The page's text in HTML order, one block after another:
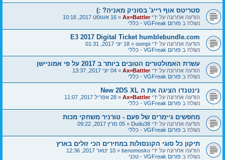
סטריטס אוף רייג' בסוניק מאניה? :)
הודעה אחרונה על ידי Ax=Battler
«16 אוגוסט 2017, 10:16
נשלח בפורום VGFreak - כללי
E3 2017 Digital Ticket humblebundle.com
הודעה אחרונה על ידי oompi
«18 יוני 2017, 01:31
נשלח בפורום VGFreak - כללי
עשרת האמולטורים הטובים ביותר ב 2017 על פי אמוניישן
הודעה אחרונה על ידי Ax=Battler
«04 יוני 2017, 13:37
נשלח בפורום VGFreak - כללי
נינטנדו הציגה את ה New 2DS XL
הודעה אחרונה על ידי Ax=Battler
«28 אפריל 2017, 11:07
נשלח בפורום VGFreak - כללי
מחפשים גיימרים של פעם - טורניר משחקי מכות
הודעה אחרונה על ידי Dudu38
«05 מרץ 2017, 09:22
נשלח בפורום VGFreak - כללי
תיקון כל סוגי הקונסולות במחירים הכי זולים בארץ
הודעה אחרונה על ידי benomosko
«10 ינואר 2017, 12:36
נשלח בפורום VGFreak - טכני